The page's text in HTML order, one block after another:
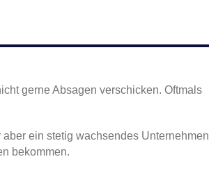
gerne Absagen verschicken. Oftmals
ein stetig wachsendes Unternehmen
bekommen.